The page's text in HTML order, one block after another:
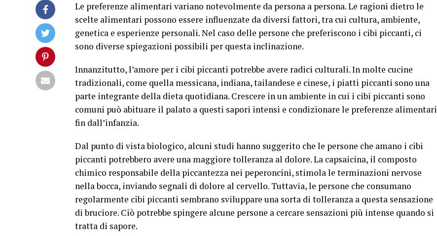
Le preferenze alimentari variano notevolmente da persona a persona. Le ragioni dietro le
scelte alimentari possono essere influenzate da diversi fattori, tra cui cultura, ambiente,
genetica e esperienze personali. Nel caso delle persone che preferiscono i cibi piccanti, ci
sono diverse spiegazioni possibili per questa inclinazione.
Innanzitutto, l’amore per i cibi piccanti potrebbe avere radici culturali. In molte cucine
tradizionali, come quella messicana, indiana, tailandese e cinese, i piatti piccanti sono una
parte integrante della dieta quotidiana. Crescere in un ambiente in cui i cibi piccanti sono
comuni può abituare il palato a questi sapori intensi e condizionare le preferenze alimentari
fin dall’infanzia.
Dal punto di vista biologico, alcuni studi hanno suggerito che le persone che amano i cibi
piccanti potrebbero avere una maggiore tolleranza al dolore. La capsaicina, il composto
chimico responsabile della piccantezza nei peperoncini, stimola le terminazioni nervose
nella bocca, inviando segnali di dolore al cervello. Tuttavia, le persone che consumano
regolarmente cibi piccanti sembrano sviluppare una sorta di tolleranza a questa sensazione
di bruciore. Ciò potrebbe spingere alcune persone a cercare sensazioni più intense quando si
tratta di sapore.